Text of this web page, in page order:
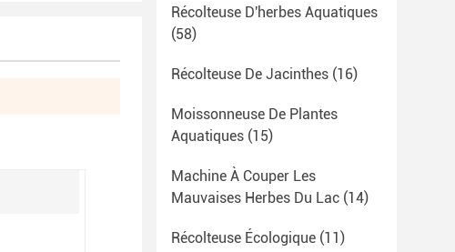
Récolteuse D'herbes Aquatiques
(58)
Récolteuse De Jacinthes (16)
Moissonneuse De Plantes
Aquatiques (15)
Machine À Couper Les
Mauvaises Herbes Du Lac (14)
Récolteuse Écologique (11)